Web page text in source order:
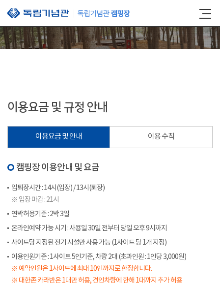
본문 바로가기
이용요금 및 규정 안내
이용요금 및 안내 이용 수칙
캠핑장 이용안내 및 요금
입퇴장시간 : 14시(입장) / 13시(퇴장)
※ 입장 마감 : 21시
연박허용기준 : 2박 3일
온라인예약 가능 시기 : 사용일 30일 전부터 당일 오후 9시까지
사이트당 지정된 전기 시설만 사용 가능 (1사이트 당 1개 지정)
이용인원기준 : 1사이트 5인기준, 차량 2대 (초과인원 : 1인당 3,000원)
※ 예약인원은 1사이트에 최대 10인까지로 한정합니다.
※ 대한존 카라반은 1대만 허용, 견인차량에 한해 1대까지 추가 허용